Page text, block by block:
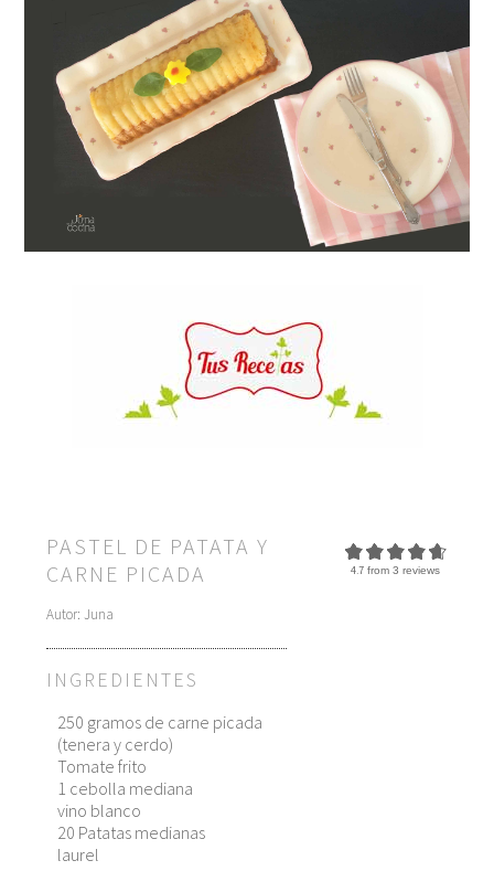
4.7from 3 reviews
PASTEL DE PATATA Y
CARNE PICADA
Autor:Juna
INGREDIENTES
250 gramos de carne picada
(tenera y cerdo)
Tomate frito
1 cebolla mediana
vino blanco
20 Patatas medianas
laurel